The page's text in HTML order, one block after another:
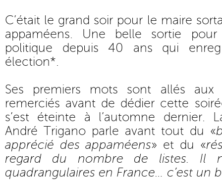
C’était le grand soir pour le maire
appaméens. Une belle sortie
politique depuis 40 ans qui
élection*.
Ses premiers mots sont allés aux
remerciés avant de dédier cette
s’est éteinte à l’automne dernier.
André Trigano parle avant tout du «
apprécié des appaméens» et du «
regard du nombre de listes. Il
quadrangulaires en France… c’est un